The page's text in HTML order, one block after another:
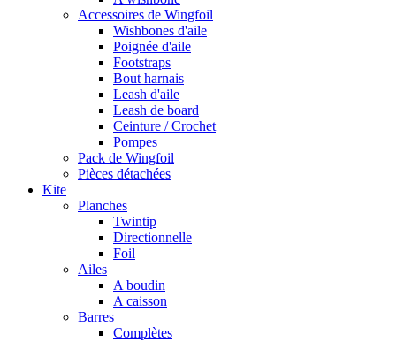
Accessoires de Wingfoil
Wishbones d'aile
Poignée d'aile
Footstraps
Bout harnais
Leash d'aile
Leash de board
Ceinture / Crochet
Pompes
Pack de Wingfoil
Pièces détachées
Kite
Planches
Twintip
Directionnelle
Foil
Ailes
A boudin
A caisson
Barres
Complètes